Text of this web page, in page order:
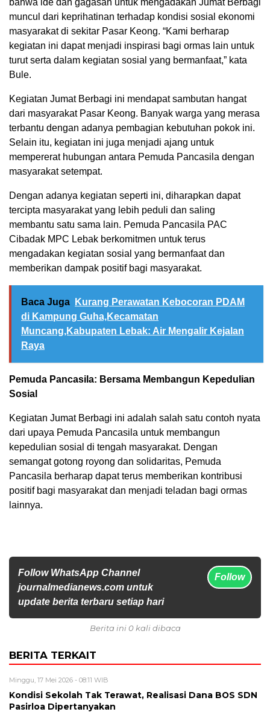
muncul dari keprihatinan terhadap kondisi sosial ekonomi
masyarakat di sekitar Pasar Keong. “Kami berharap
kegiatan ini dapat menjadi inspirasi bagi ormas lain untuk
turut serta dalam kegiatan sosial yang bermanfaat,” kata
Bule.
Kegiatan Jumat Berbagi ini mendapat sambutan hangat
dari masyarakat Pasar Keong. Banyak warga yang merasa
terbantu dengan adanya pembagian kebutuhan pokok ini.
Selain itu, kegiatan ini juga menjadi ajang untuk
mempererat hubungan antara Pemuda Pancasila dengan
masyarakat setempat.
Dengan adanya kegiatan seperti ini, diharapkan dapat
tercipta masyarakat yang lebih peduli dan saling
membantu satu sama lain. Pemuda Pancasila PAC
Cibadak MPC Lebak berkomitmen untuk terus
mengadakan kegiatan sosial yang bermanfaat dan
memberikan dampak positif bagi masyarakat.
Baca Juga
Kurang Perawatan Kebocoran PDAM
di Kampung Guha,Kecamatan
Muncang,Kabupaten Lebak: Air Mengalir Kejalan
Raya
Pemuda Pancasila: Bersama Membangun Kepedulian
Sosial
Kegiatan Jumat Berbagi ini adalah salah satu contoh nyata
dari upaya Pemuda Pancasila untuk membangun
kepedulian sosial di tengah masyarakat. Dengan
semangat gotong royong dan solidaritas, Pemuda
Pancasila berharap dapat terus memberikan kontribusi
positif bagi masyarakat dan menjadi teladan bagi ormas
lainnya.
Follow WhatsApp Channel
journalmedianews.com untuk
update berita terbaru setiap hari
Follow
Berita ini 0 kali dibaca
BERITA TERKAIT
Minggu, 17 Mei 2026 - 08:11 WIB
Kondisi Sekolah Tak Terawat, Realisasi Dana BOS SDN
Pasirloa Dipertanyakan